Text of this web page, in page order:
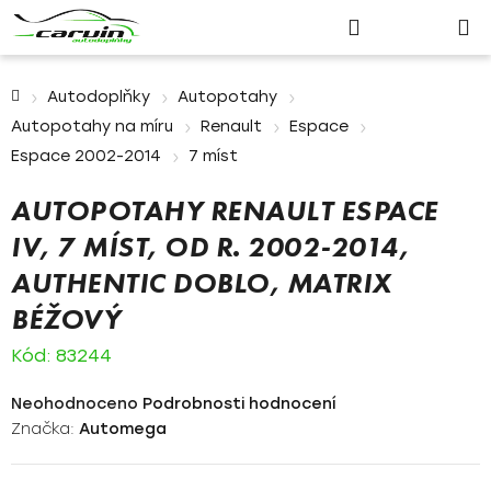
Přihlášení
košík
Autodoplňky
Autopotahy
Autopotahy na míru
Renault
Espace
Espace 2002-2014
7 míst
AUTOPOTAHY RENAULT ESPACE
IV, 7 MÍST, OD R. 2002-2014,
AUTHENTIC DOBLO, MATRIX
BÉŽOVÝ
Kód: 83244
Průměrné
hodnocení
Neohodnoceno Podrobnosti hodnocení
Značka: Automega